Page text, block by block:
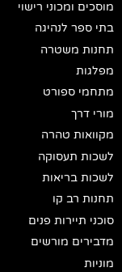
מוסכים ומכוני רישוי
בתי ספר לנהיגה
תחנות משטרה
מפלגות
מתחמי ספורט
מורי דרך
מקוואות טהרה
לשכות תעסוקה
לשכות בריאות
תחנות רב קו
סוכני תיירות פנים
מדבירים מורשים
מוניות